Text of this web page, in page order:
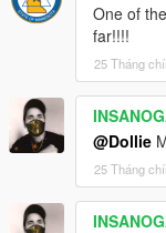
One of
far!!!!
25 Tháng
@Dollie
25 Tháng